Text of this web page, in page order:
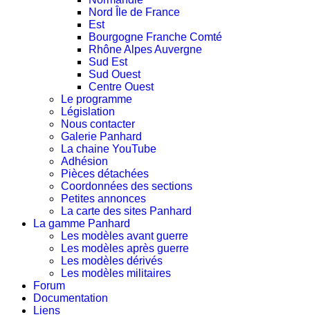
Nord Île de France
Est
Bourgogne Franche Comté
Rhône Alpes Auvergne
Sud Est
Sud Ouest
Centre Ouest
Le programme
Législation
Nous contacter
Galerie Panhard
La chaine YouTube
Adhésion
Pièces détachées
Coordonnées des sections
Petites annonces
La carte des sites Panhard
La gamme Panhard
Les modèles avant guerre
Les modèles après guerre
Les modèles dérivés
Les modèles militaires
Forum
Documentation
Liens